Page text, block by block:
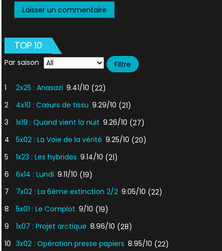
TOP 10
Par saison
1 2x25 : Anasazi 9.41/10 (22)
2
4x10 : Cœurs de tissu 9.29/10 (21)
3
1x19 : Quand vient la nuit 9.26/10 (27)
4
5x02 : La Voie de la vérité 9.25/10 (20)
5
1x23 : Les hybrides 9.14/10 (21)
6
6x14 : Lundi 9.11/10 (19)
7
7x02 : La 6ème extinction 2/2 9.05/10 (22)
8
5x01 : Le Complot 9/10 (19)
9
1x07 : Projet arctique 8.96/10 (28)
10 3x02 : Opération presse papiers 8.95/10 (22)